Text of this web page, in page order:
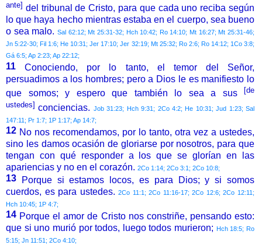
ante] del tribunal de Cristo, para que cada uno reciba según
lo que haya hecho mientras estaba en el cuerpo, sea bueno
o sea malo. Sal 62:12; Mt 25:31-32; Hch 10:42; Ro 14:10; Mt 16:27; Mt 25:31-46;
Jn 5:22-30; Fil 1:6; He 10:31; Jer 17:10; Jer 32:19; Mt 25:32; Ro 2:6; Ro 14:12; 1Co 3:8;
Gá 6:5; Ap 2:23; Ap 22:12;
11Conociendo, por lo tanto, el temor del Señor,
persuadimos a los hombres; pero a Dios le es manifiesto lo
que somos; y espero que también lo sea a sus
[de
ustedes] conciencias. Job 31:23; Hch 9:31; 2Co 4:2; He 10:31; Jud 1:23; Sal
147:11; Pr 1:7; 1P 1:17; Ap 14:7;
12 No nos recomendamos, por lo tanto, otra vez a ustedes,
sino les damos ocasión de gloriarse por nosotros, para que
tengan con qué responder a los que se glorían en las
apariencias y no en el corazón. 2Co 1:14; 2Co 3:1; 2Co 10:8;
13
Porque si estamos locos, es para Dios; y si somos
cuerdos, es para ustedes.2Co 11:1; 2Co 11:16-17; 2Co 12:6; 2Co 12:11;
Hch 10:45; 1P 4:7;
14 Porque el amor de Cristo nos constriñe, pensando esto:
que si uno murió por todos, luego todos murieron; Hch 18:5; Ro
5:15; Jn 11:51; 2Co 4:10;